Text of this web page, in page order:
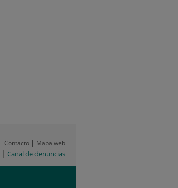
Contacto Mapa web
Canal de denuncias